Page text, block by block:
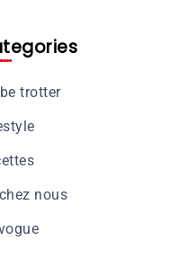
trotter
nous